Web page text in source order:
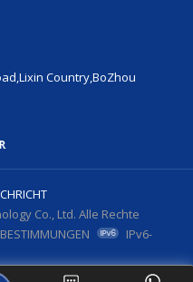
Country,BoZhou
Co., Ltd. Alle Rechte
IPv6-